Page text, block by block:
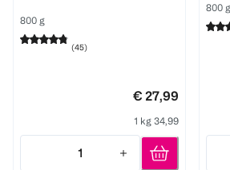
800 g
(45)
€ 27,99
1 kg 34,99
1
Quantity: 1
800 g